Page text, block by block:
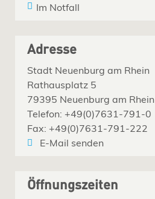
Im Notfall
Adresse
Stadt Neuenburg am Rhein
Rathausplatz 5
79395 Neuenburg am Rhein
Telefon: +49(0)7631-791-0
Fax: +49(0)7631-791-222
E-Mail senden
Öffnungszeiten